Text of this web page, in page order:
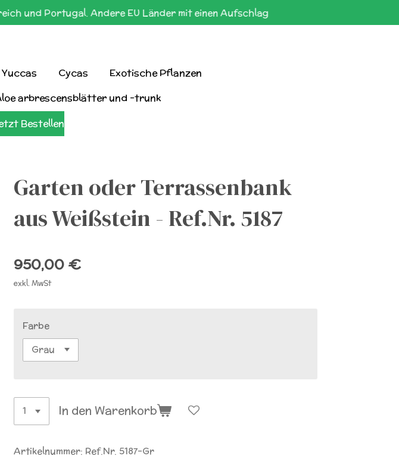
und Portugal. Andere EU Länder mit einen Aufschlag
Yuccas Cycas
Exotische Pflanzen
arbrescensblätter und -trunk
Bestellen
Garten oder Terrassenbank
aus Weißstein - Ref.Nr. 5187
950,00 €
exkl. MwSt
Farbe
In den Warenkorb
Artikelnummer: Ref.Nr. 5187-Gr